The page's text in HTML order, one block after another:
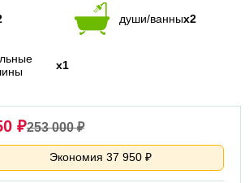
души/ванныx2
x1
₽253 000 ₽
Экономия 37 950 ₽